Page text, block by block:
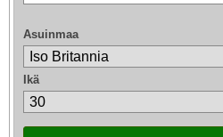
Asuinmaa
Ikä